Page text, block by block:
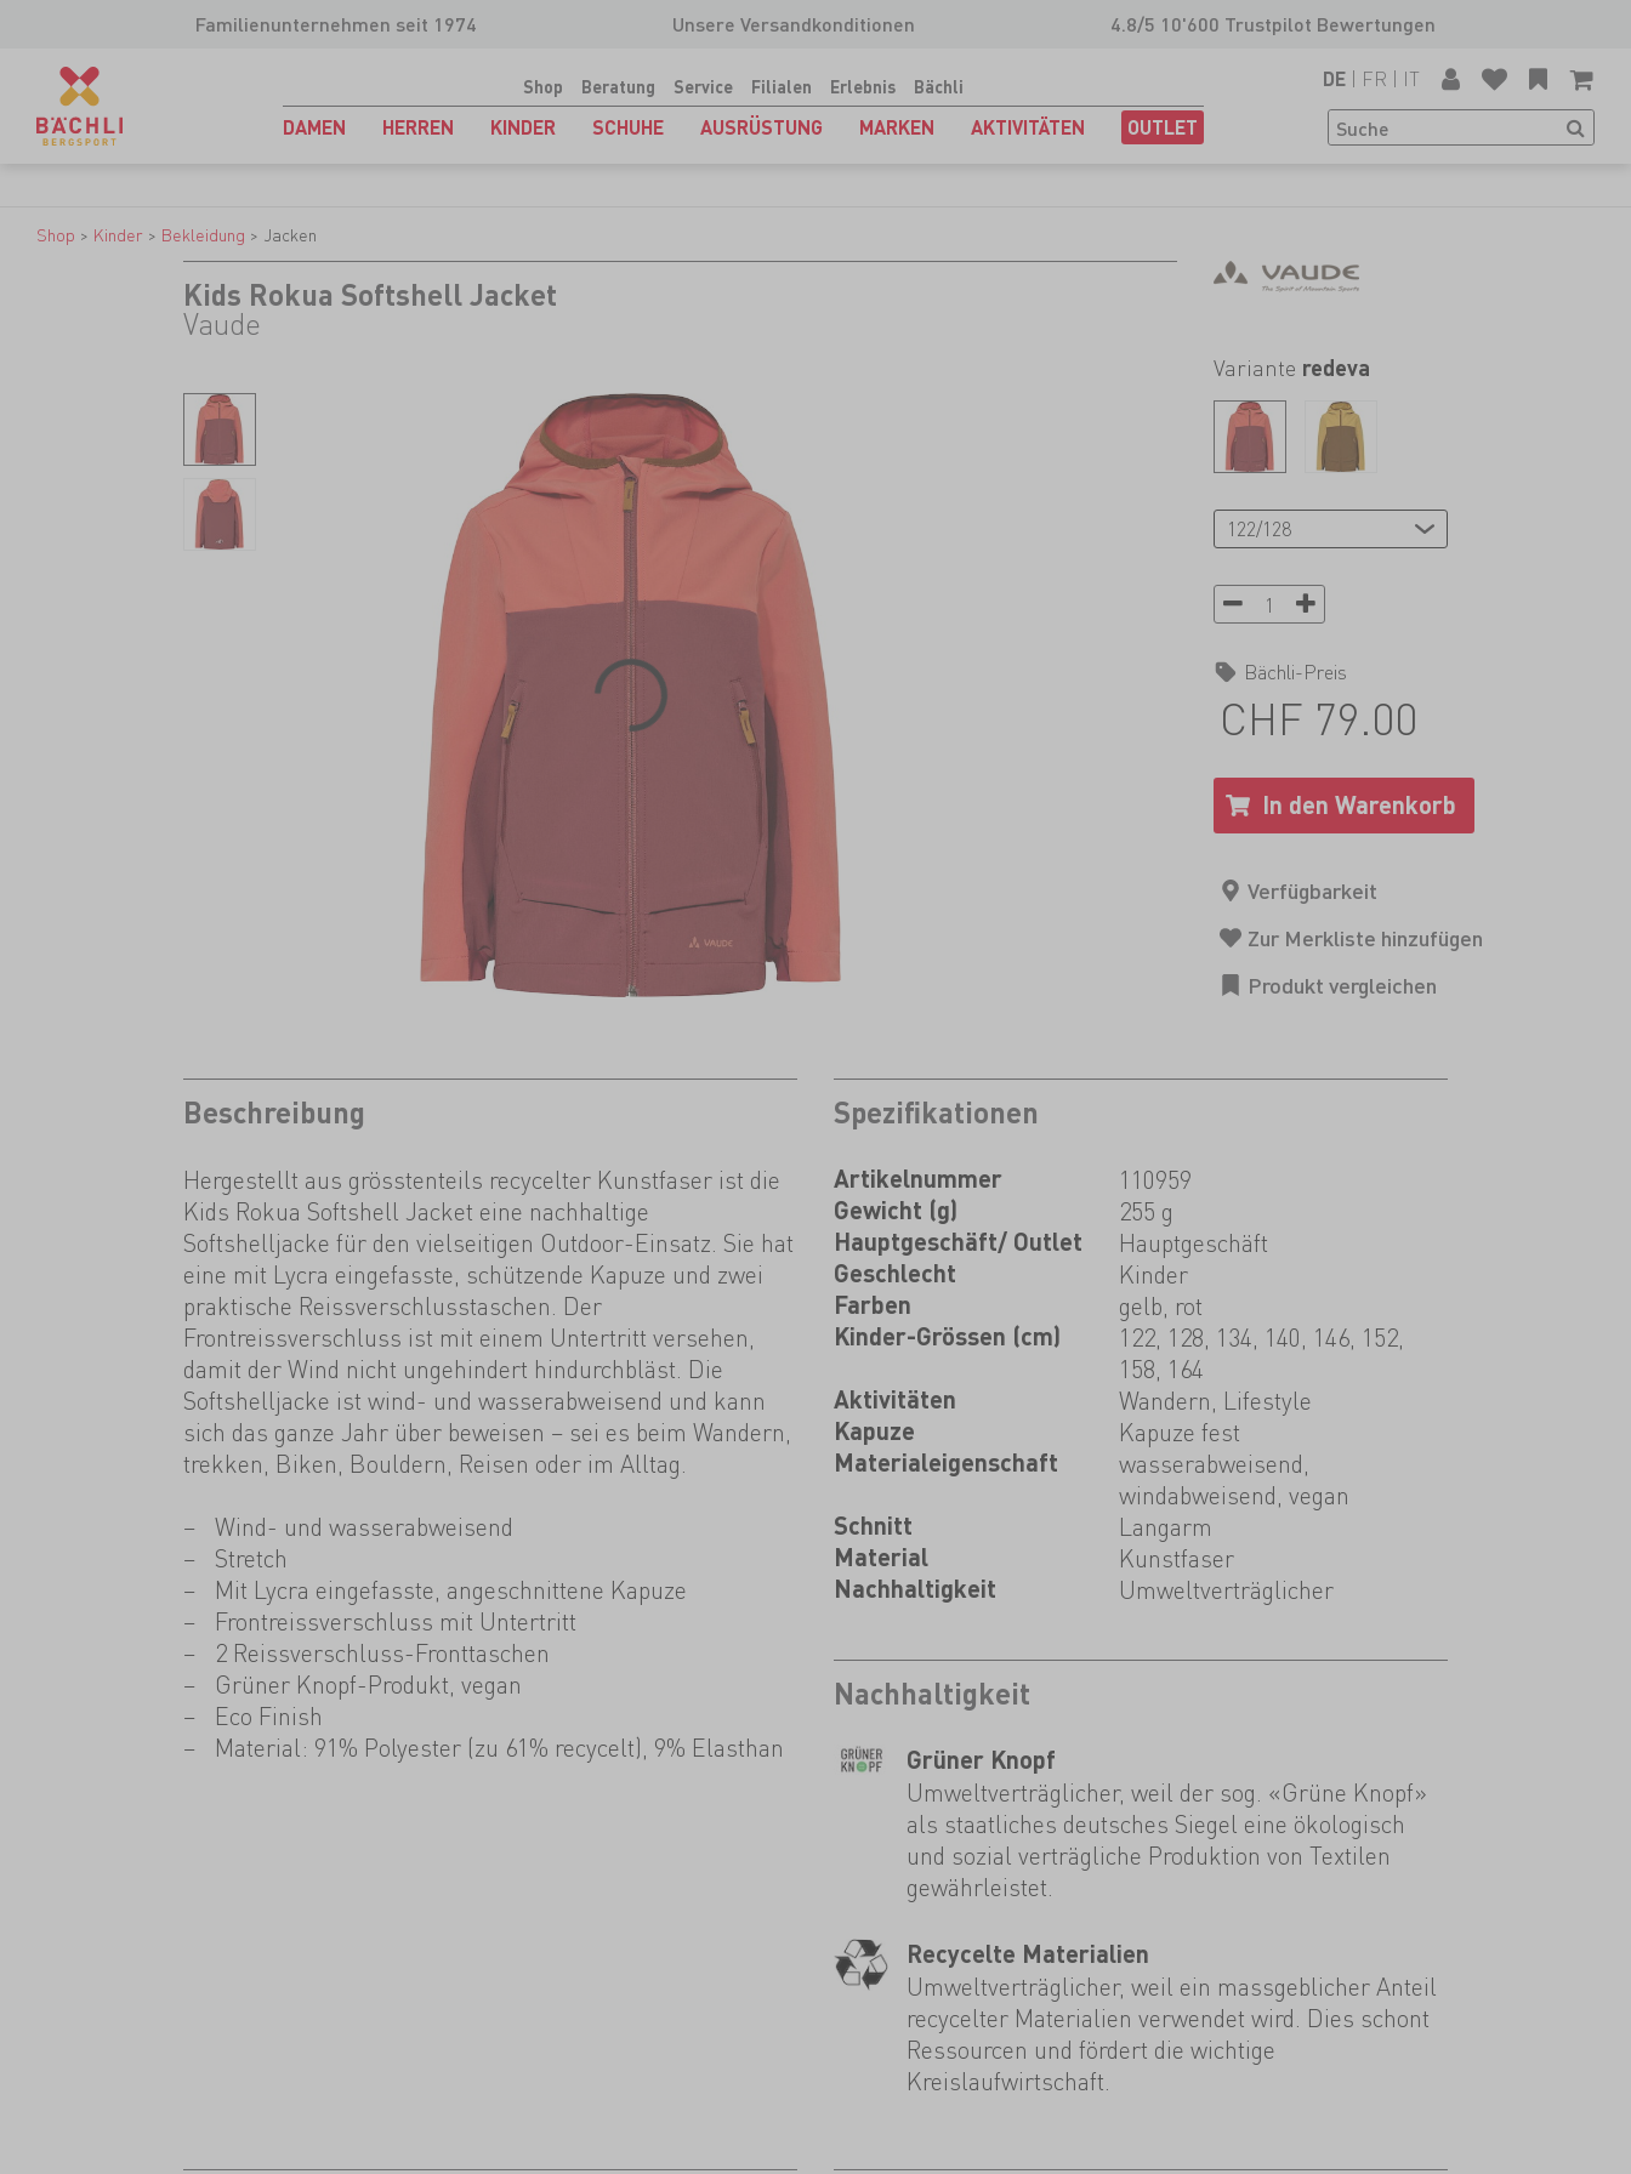
Familienunternehmen seit 1974 Unsere Versandkonditionen 4.8/5 10'600 Trustpilot Bewertungen
Shop Beratung Service Filialen Erlebnis Bächli
DAMEN HERREN KINDER SCHUHE AUSRÜSTUNG MARKEN AKTIVITÄTEN OUTLET
DE | FR | IT
Shop > Kinder > Bekleidung > Jacken
Kids Rokua Softshell Jacket
Vaude
Variante redeva
Bächli-Preis
CHF 79.00
Beschreibung
Hergestellt aus grösstenteils recycelter Kunstfaser ist die
Kids Rokua Softshell Jacket eine nachhaltige
Softshelljacke für den vielseitigen Outdoor-Einsatz. Sie hat
eine mit Lycra eingefasste, schützende Kapuze und zwei
praktische Reissverschlusstaschen. Der
Frontreissverschluss ist mit einem Untertritt versehen,
damit der Wind nicht ungehindert hindurchbläst. Die
Softshelljacke ist wind- und wasserabweisend und kann
sich das ganze Jahr über beweisen – sei es beim Wandern,
trekken, Biken, Bouldern, Reisen oder im Alltag.
Wind- und wasserabweisend
Stretch
Mit Lycra eingefasste, angeschnittene Kapuze
Frontreissverschluss mit Untertritt
2 Reissverschluss-Fronttaschen
Grüner Knopf-Produkt, vegan
Eco Finish
Material: 91% Polyester (zu 61% recycelt), 9% Elasthan
Spezifikationen
Artikelnummer 110959
Gewicht (g) 255 g
Hauptgeschäft/ Outlet Hauptgeschäft
Geschlecht Kinder
Farben gelb, rot
Kinder-Grössen (cm)
122, 128, 134, 140, 146, 152,
158, 164
Aktivitäten Wandern, Lifestyle
Kapuze Kapuze fest
Materialeigenschaft
wasserabweisend,
windabweisend, vegan
Schnitt Langarm
Material Kunstfaser
Nachhaltigkeit Umweltverträglicher
Nachhaltigkeit
Grüner Knopf
Umweltverträglicher, weil der sog. «Grüne Knopf»
als staatliches deutsches Siegel eine ökologisch
und sozial verträgliche Produktion von Textilen
gewährleistet.
Recycelte Materialien
Umweltverträglicher, weil ein massgeblicher Anteil
recycelter Materialien verwendet wird. Dies schont
Ressourcen und fördert die wichtige
Kreislaufwirtschaft.